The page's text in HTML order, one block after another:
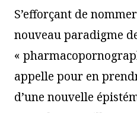
S’efforçant de
nouveau paradigme
«
appelle pour en
d’une nouvelle